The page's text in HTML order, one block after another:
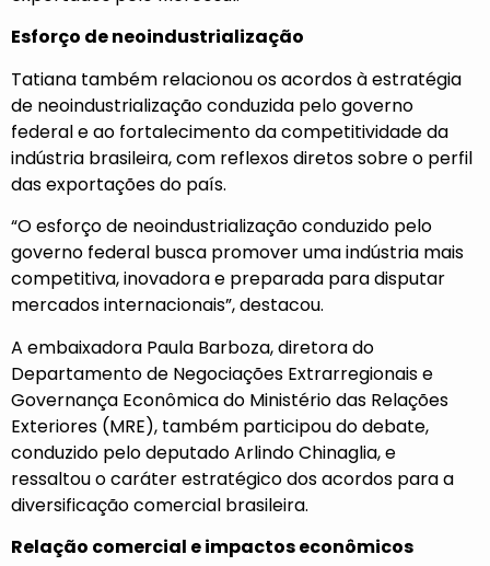
Esforço de neoindustrialização
Tatiana também relacionou os acordos à estratégia
de neoindustrialização conduzida pelo governo
federal e ao fortalecimento da competitividade da
indústria brasileira, com reflexos diretos sobre o perfil
das exportações do país.
“O esforço de neoindustrialização conduzido pelo
governo federal busca promover uma indústria mais
competitiva, inovadora e preparada para disputar
mercados internacionais”, destacou.
A embaixadora Paula Barboza, diretora do
Departamento de Negociações Extrarregionais e
Governança Econômica do Ministério das Relações
Exteriores (MRE), também participou do debate,
conduzido pelo deputado Arlindo Chinaglia, e
ressaltou o caráter estratégico dos acordos para a
diversificação comercial brasileira.
Relação comercial e impactos econômicos